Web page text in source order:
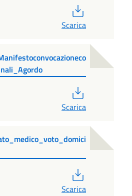
Scarica
Scarica
Scarica